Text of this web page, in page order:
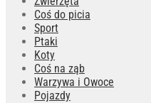
Coś do picia
Sport
Ptaki
Koty
Coś na ząb
Warzywa i Owoce
Pojazdy